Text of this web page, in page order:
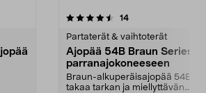
14arvostelut
Partaterät & vaihtoterät
Ajopää 54B Braun Series 5 -
parranajokoneeseen
Braun-alkuperäisajopää 54B –
takaa tarkan ja miellyttävän
3.0viidestä